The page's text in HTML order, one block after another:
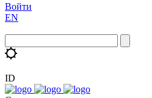
Войти
EN
ID